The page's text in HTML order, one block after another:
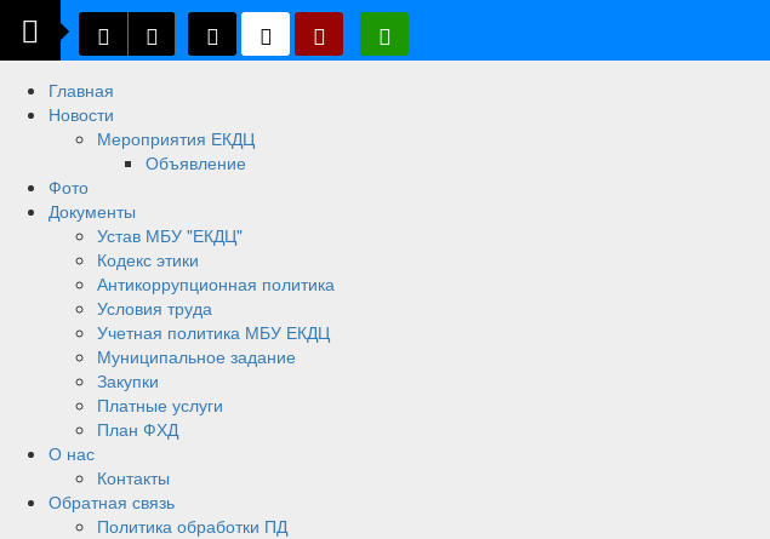
Главная
Новости
Мероприятия ЕКДЦ
Объявление
Фото
Документы
Устав МБУ "ЕКДЦ"
Кодекс этики
Антикоррупционная политика
Условия труда
Учетная политика МБУ ЕКДЦ
Муниципальное задание
Закупки
Платные услуги
План ФХД
О нас
Контакты
Обратная связь
Политика обработки ПД